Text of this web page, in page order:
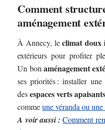
Comment
aménagement
À Annecy, leclimat doux
extérieurs pour profiter
Un bon aménagement
ses priorités : installer une
desespaces verts apaisants
commeune véranda ou
A voir aussi : Comment